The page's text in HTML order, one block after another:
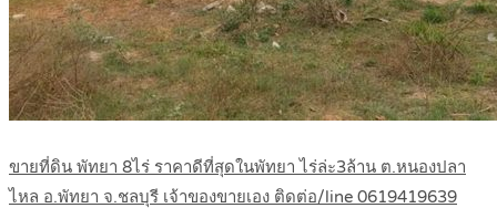
ขายที่ดิน พัทยา 8ไร่ ราคาดีที่สุดในพัทยา ไร่ล่ะ3ล้าน ต.หนองปลา
ไหล อ.พัทยา จ.ชลบุรี เจ้าของขายเอง ติดต่อ/line 0619419639